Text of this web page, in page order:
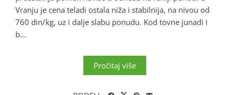
Vranju je cena teladi ostala niža i stabilnija, na nivou od
760 din/kg, uz i dalje slabu ponudu. Kod tovne junadi i
b...
Pročitaj više